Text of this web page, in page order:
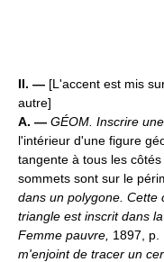
II. — [L'accent est mis
autre]
A. — GÉOM. Inscrire
l'intérieur d'une figure
tangente à tous les
sommets sont sur le
dans un polygone. Cette
triangle est inscrit dans
Femme pauvre, 1897, p.
m'enjoint de tracer un